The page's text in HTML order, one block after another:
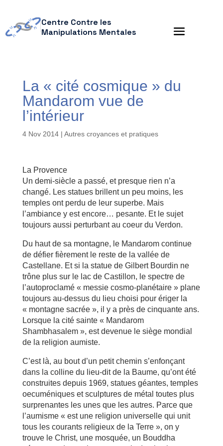
Centre Contre les
Manipulations Mentales
La « cité cosmique » du
Mandarom vue de
l’intérieur
4 Nov 2014| Autres croyances et pratiques
La Provence
Un demi-siècle a passé, et presque rien n’a
changé. Les statues brillent un peu moins, les
temples ont perdu de leur superbe. Mais
l’ambiance y est encore… pesante. Et le sujet
toujours aussi perturbant au coeur du Verdon.
Du haut de sa montagne, le Mandarom continue
de défier fièrement le reste de la vallée de
Castellane. Et si la statue de Gilbert Bourdin ne
trône plus sur le lac de Castillon, le spectre de
l’autoproclamé « messie cosmo-planétaire » plane
toujours au-dessus du lieu choisi pour ériger la
« montagne sacrée », il y a près de cinquante ans.
Lorsque la cité sainte « Mandarom
Shambhasalem », est devenue le siège mondial
de la religion aumiste.
C’est là, au bout d’un petit chemin s’enfonçant
dans la colline du lieu-dit de la Baume, qu’ont été
construites depuis 1969, statues géantes, temples
oecuméniques et sculptures de métal toutes plus
surprenantes les unes que les autres. Parce que
l’aumisme « est une religion universelle qui unit
tous les courants religieux de la Terre », on y
trouve le Christ, une mosquée, un Bouddha